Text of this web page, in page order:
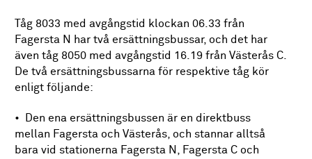
Tåg 8033 med avgångstid klockan 06.33 från
Fagersta N har två ersättningsbussar, och det har
även tåg 8050 med avgångstid 16.19 från Västerås C.
De två ersättningsbussarna för respektive tåg kör
enligt följande:
• Den ena ersättningsbussen är en direktbuss
mellan Fagersta och Västerås, och stannar alltså
bara vid stationerna Fagersta N, Fagersta C och